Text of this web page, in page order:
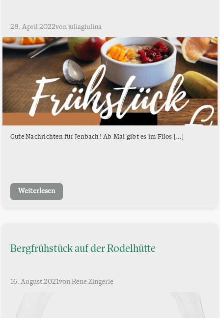
28. April 2022von juliagiulina
Gute Nachrichten für Jenbach! Ab Mai gibt es im Filos […]
Weiterlesen
Bergfrühstück auf der Rodelhütte
16. August 2021von Rene Zingerle